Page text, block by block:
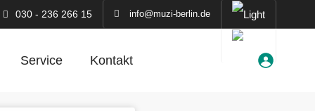
030 - 236 266 15 info@muzi-berlin.de
Service Kontakt